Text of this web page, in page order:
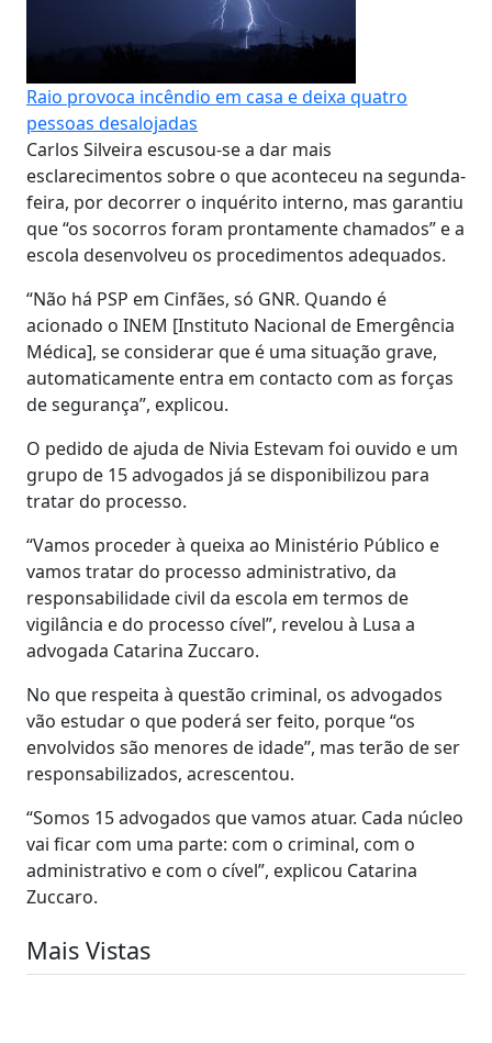
Raio provoca incêndio em casa e deixa quatro
pessoas desalojadas
Carlos Silveira escusou-se a dar mais
esclarecimentos sobre o que aconteceu na segunda-
feira, por decorrer o inquérito interno, mas garantiu
que “os socorros foram prontamente chamados” e a
escola desenvolveu os procedimentos adequados.
“Não há PSP em Cinfães, só GNR. Quando é
acionado o INEM [Instituto Nacional de Emergência
Médica], se considerar que é uma situação grave,
automaticamente entra em contacto com as forças
de segurança”, explicou.
O pedido de ajuda de Nivia Estevam foi ouvido e um
grupo de 15 advogados já se disponibilizou para
tratar do processo.
“Vamos proceder à queixa ao Ministério Público e
vamos tratar do processo administrativo, da
responsabilidade civil da escola em termos de
vigilância e do processo cível”, revelou à Lusa a
advogada Catarina Zuccaro.
No que respeita à questão criminal, os advogados
vão estudar o que poderá ser feito, porque “os
envolvidos são menores de idade”, mas terão de ser
responsabilizados, acrescentou.
“Somos 15 advogados que vamos atuar. Cada núcleo
vai ficar com uma parte: com o criminal, com o
administrativo e com o cível”, explicou Catarina
Zuccaro.
Mais Vistas